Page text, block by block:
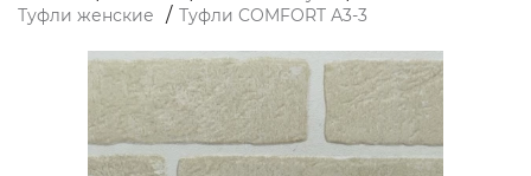
Туфли женские
Туфли COMFORT А3-3